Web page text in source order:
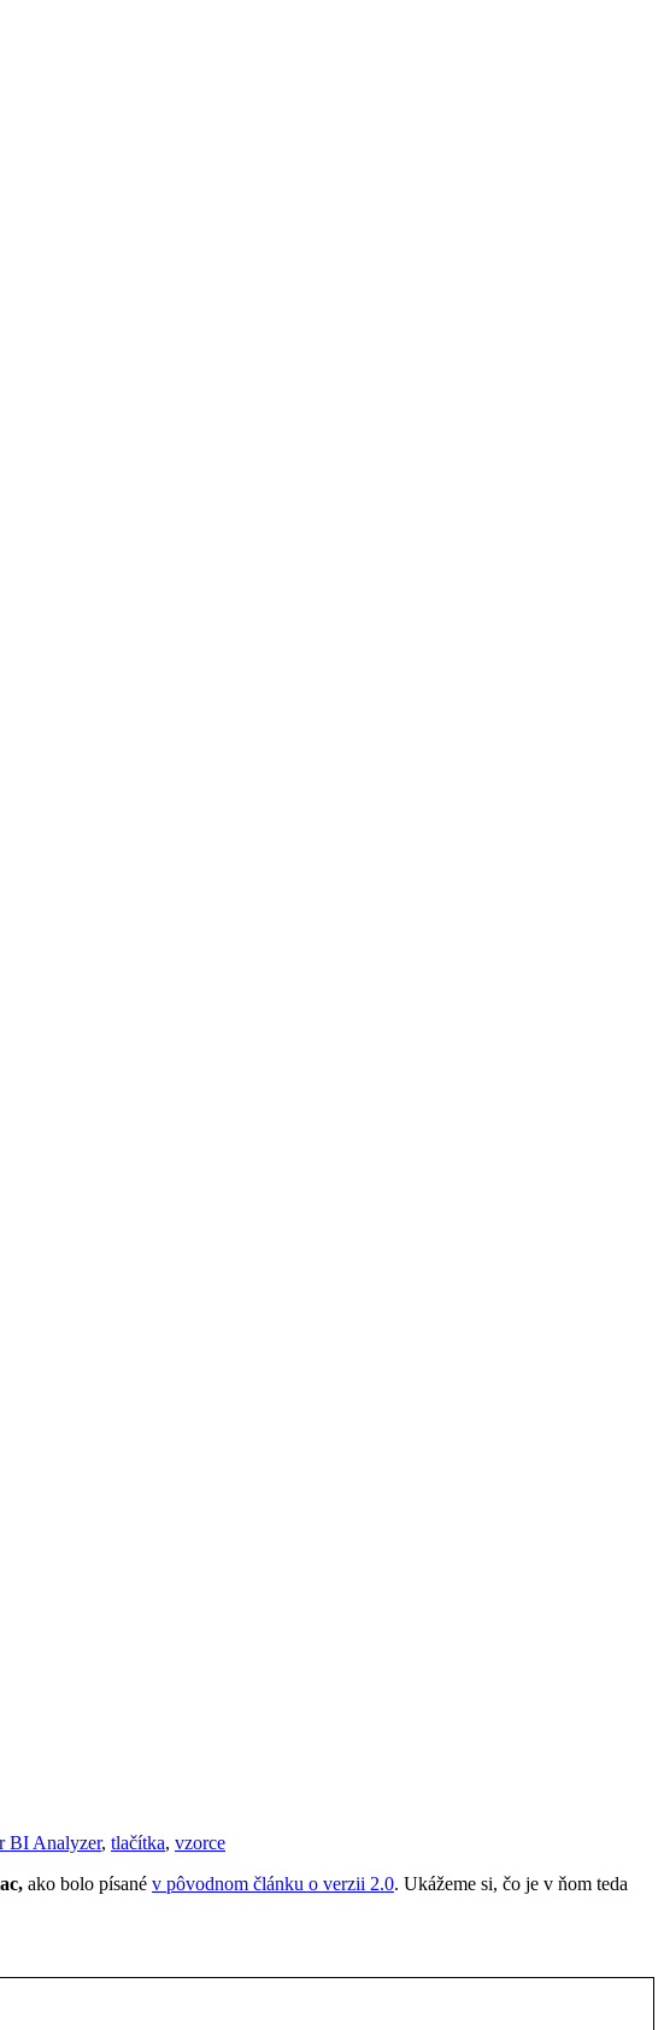
BI Analyzer, tlačítka, vzorce
ako bolo písané v pôvodnom článku o verzii 2.0. Ukážeme si, čo je v ňom teda